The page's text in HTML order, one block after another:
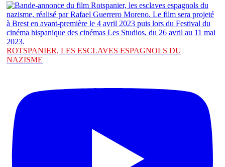
ROTSPANIER, LES ESCLAVES ESPAGNOLS DU
NAZISME